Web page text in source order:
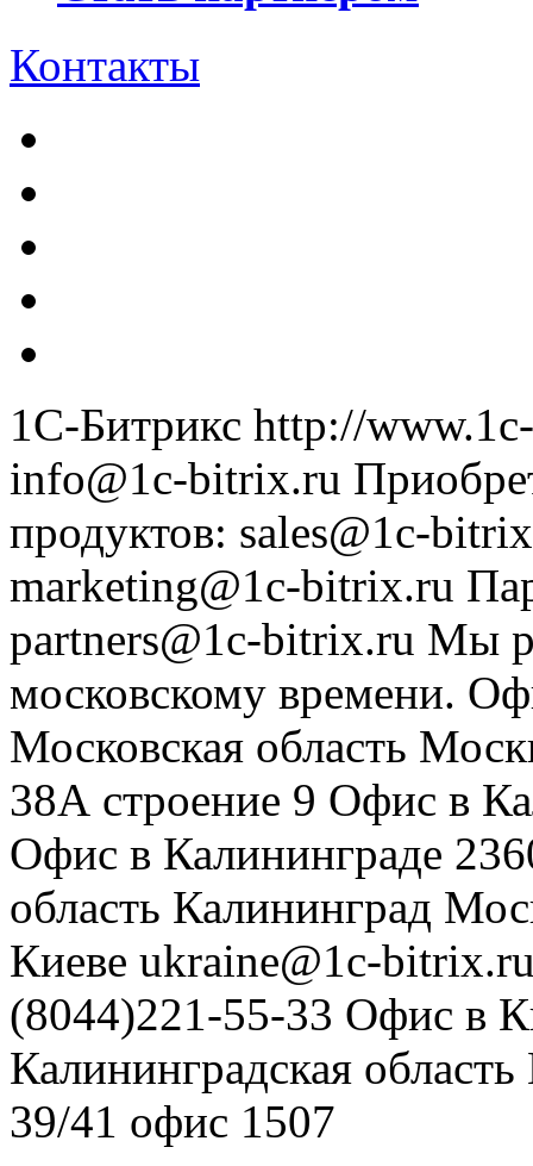
Контакты
1С-Битрикс http://
info@1c-bitrix.ru
продуктов: sales@1c-
marketing@1c-bitrix.ru
partners@1c-bitrix.ru Мы
московскому времени.
Московская область
38А строение 9 Офис в
Офис в Калининграде
область Калининград
Киеве ukraine@1c-
(8044)221-55-33 Офис в
Калининградская область
39/41 офис 1507